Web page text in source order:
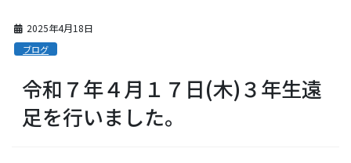
2025年4月18日
ブログ
令和７年４月１７日(木)３年生遠
足を行いました。